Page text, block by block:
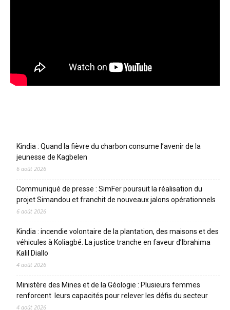
Kindia : Quand la fièvre du charbon consume l’avenir de la
jeunesse de Kagbelen
6 août 2026
Communiqué de presse : SimFer poursuit la réalisation du
projet Simandou et franchit de nouveaux jalons opérationnels
6 août 2026
Kindia : incendie volontaire de la plantation, des maisons et des
véhicules à Koliagbé. La justice tranche en faveur d’Ibrahima
Kalil Diallo
4 août 2026
Ministère des Mines et de la Géologie : Plusieurs femmes
renforcent leurs capacités pour relever les défis du secteur
4 août 2026